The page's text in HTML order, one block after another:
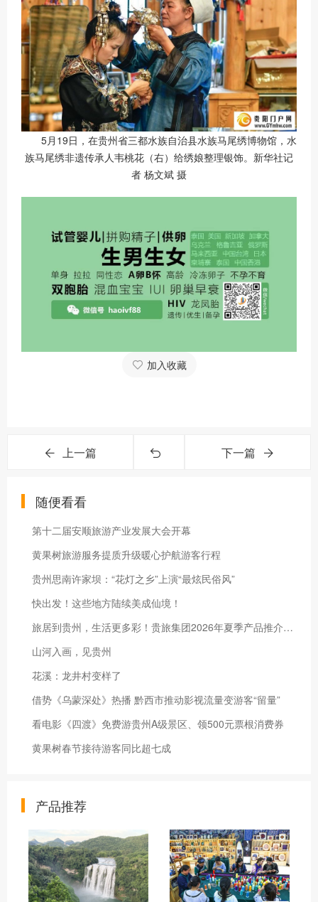
5月19日，在贵州省三都水族自治县水族马尾绣博物馆，水
族马尾绣非遗传承人韦桃花（右）给绣娘整理银饰。新华社记
者 杨文斌 摄
加入收藏
上一篇 下一篇
随便看看
第十二届安顺旅游产业发展大会开幕
黄果树旅游服务提质升级暖心护航游客行程
贵州思南许家坝：“花灯之乡”上演“最炫民俗风”
快出发！这些地方陆续美成仙境！
旅居到贵州，生活更多彩！贵旅集团2026年夏季产品推介会在沪举行
山河入画，见贵州
花溪：龙井村变样了
借势《乌蒙深处》热播 黔西市推动影视流量变游客“留量”
看电影《四渡》免费游贵州A级景区、领500元票根消费券
黄果树春节接待游客同比超七成
产品推荐